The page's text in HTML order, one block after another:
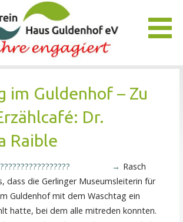
Guldenhof zu unterstützen und zu
im Guldenhof – Zu
Dr.
Raible
Rasch
dass die Gerlinger Museumsleiterin für
Guldenhof mit dem Waschtag ein
hatte, bei dem alle mitreden konnten.